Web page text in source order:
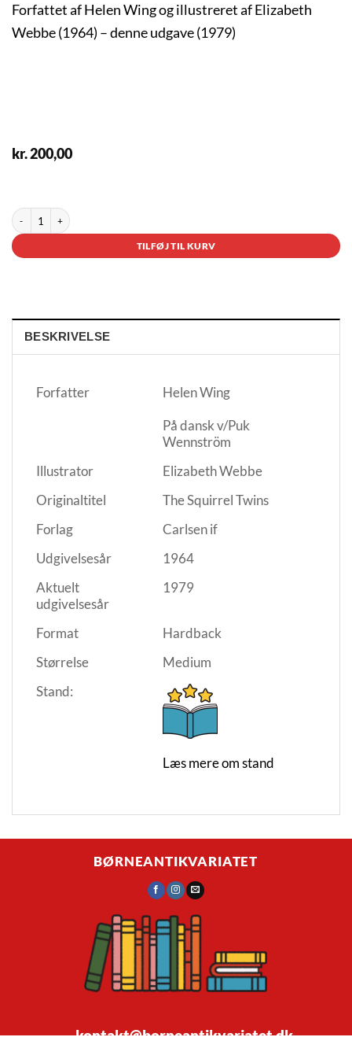
Forfattet af Helen Wing og illustreret af Elizabeth
Webbe (1964) – denne udgave (1979)
kr.200,00
Tit og Tot antal
TILFØJ TIL KURV
BESKRIVELSE
Forfatter Helen Wing
På dansk v/Puk
Wennström
Illustrator
Elizabeth Webbe
Originaltitel
The Squirrel Twins
Forlag
Carlsen if
Udgivelsesår
1964
Aktuelt
udgivelsesår
1979
Format
Hardback
Størrelse
Medium
Stand:
Læs mere om stand
BØRNEANTIKVARIATET
kontakt@borneantikvariatet.dk